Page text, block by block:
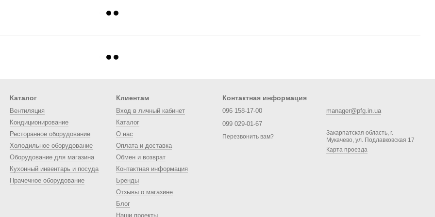
Каталог
Вентиляция
Кондиционирование
Ресторанное оборудование
Холодильное оборудование
Оборудование для магазина
Кухонный инвентарь и посуда
Прачечное оборудование
Клиентам
Вход в личный кабинет
Каталог
О нас
Оплата и доставка
Обмен и возврат
Контактная информация
Бренды
Отзывы о магазине
Блог
Наши проекты
Контактная информация
096 158-17-00
099 029-01-67
Перезвонить вам?
manager@pfg.in.ua
Закарпатская область, г.
Мукачево, ул. Подлавковская 17
Карта проезда